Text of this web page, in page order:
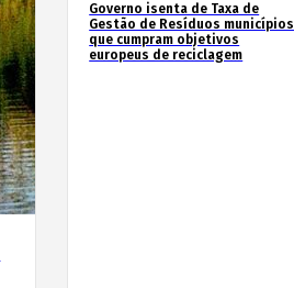
Governo isenta de Taxa de
Gestão de Resíduos municípios
que cumpram objetivos
europeus de reciclagem